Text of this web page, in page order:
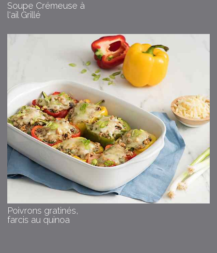
Soupe Crémeuse à
l'ail Grillé
Poivrons gratinés,
farcis au quinoa